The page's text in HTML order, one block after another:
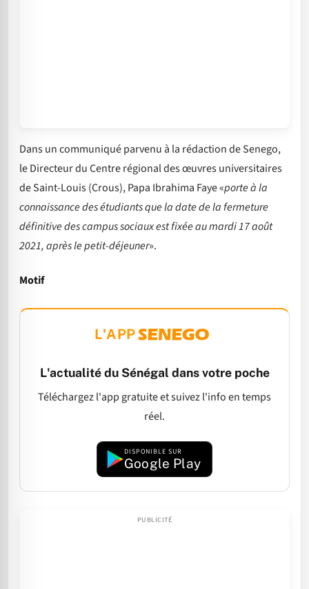
Dans un communiqué parvenu à la rédaction de Senego,
le Directeur du Centre régional des œuvres universitaires
de Saint-Louis (Crous), Papa Ibrahima Faye «porte à la
connaissance des étudiants que la date de la fermeture
définitive des campus sociaux est fixée au mardi 17 août
2021, après le petit-déjeuner».
Motif
L'APP
L'actualité du Sénégal dans votre poche
Téléchargez l'app gratuite et suivez l'info en temps
réel.
DISPONIBLE SUR
Google Play